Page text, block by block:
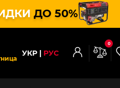
ДО 50%
УКР РУС
0